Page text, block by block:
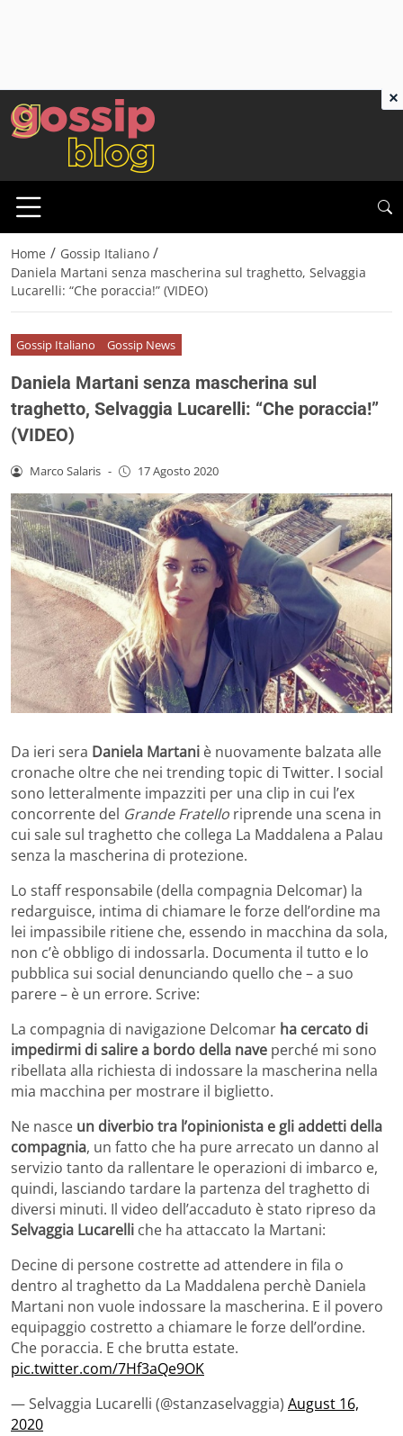
Home / Gossip Italiano /
Daniela Martani senza mascherina sul traghetto, Selvaggia
Lucarelli: “Che poraccia!” (VIDEO)
Gossip Italiano Gossip News
Daniela Martani senza mascherina sul
traghetto, Selvaggia Lucarelli: “Che poraccia!”
(VIDEO)
Marco Salaris - 17 Agosto 2020
Da ieri sera Daniela Martani è nuovamente balzata alle
cronache oltre che nei trending topic di Twitter. I social
sono letteralmente impazziti per una clip in cui l’ex
concorrente del Grande Fratello riprende una scena in
cui sale sul traghetto che collega La Maddalena a Palau
senza la mascherina di protezione.
Lo staff responsabile (della compagnia Delcomar) la
redarguisce, intima di chiamare le forze dell’ordine ma
lei impassibile ritiene che, essendo in macchina da sola,
non c’è obbligo di indossarla. Documenta il tutto e lo
pubblica sui social denunciando quello che – a suo
parere – è un errore. Scrive:
La compagnia di navigazione Delcomar ha cercato di
impedirmi di salire a bordo della nave perché mi sono
ribellata alla richiesta di indossare la mascherina nella
mia macchina per mostrare il biglietto.
Ne nasce un diverbio tra l’opinionista e gli addetti della
compagnia, un fatto che ha pure arrecato un danno al
servizio tanto da rallentare le operazioni di imbarco e,
quindi, lasciando tardare la partenza del traghetto di
diversi minuti. Il video dell’accaduto è stato ripreso da
Selvaggia Lucarelli che ha attaccato la Martani:
Decine di persone costrette ad attendere in fila o
dentro al traghetto da La Maddalena perchè Daniela
Martani non vuole indossare la mascherina. E il povero
equipaggio costretto a chiamare le forze dell’ordine.
Che poraccia. E che brutta estate.
pic.twitter.com/7Hf3aQe9OK
— Selvaggia Lucarelli (@stanzaselvaggia) August 16,
2020
×